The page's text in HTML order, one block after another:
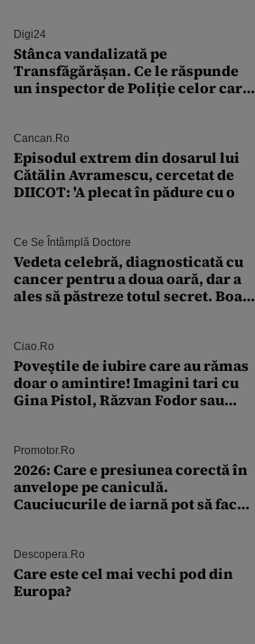
Digi24
Stânca vandalizată pe
Transfăgărășan. Ce le răspunde
un inspector de Poliție celor care
Cancan.ro
Episodul extrem din dosarul lui
Cătălin Avramescu, cercetat de
DIICOT: 'A plecat în pădure cu o
Ce Se Întâmplă Doctore
Vedeta celebră, diagnosticată cu
cancer pentru a doua oară, dar a
ales să păstreze totul secret. Boala
Ciao.ro
Poveştile de iubire care au rămas
doar o amintire! Imagini tari cu
Gina Pistol, Răzvan Fodor sau
Promotor.ro
2026: Care e presiunea corectă în
anvelope pe caniculă.
Cauciucurile de iarnă pot să facă
Descopera.ro
Care este cel mai vechi pod din
Europa?